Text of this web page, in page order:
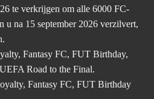
te verkrijgen om alle 6000 FC-
u na 15 september 2026 verzilvert,
Fantasy FC, FUT Birthday,
Road to the Final.
Fantasy FC, FUT Birthday